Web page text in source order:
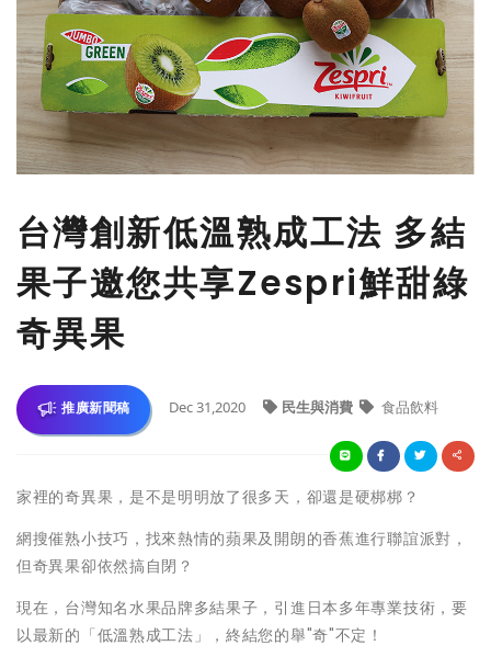
台灣創新低溫熟成工法 多結
果子邀您共享Zespri鮮甜綠
奇異果
推廣新聞稿 Dec 31,2020 民生與消費 食品飲料
家裡的奇異果，是不是明明放了很多天，卻還是硬梆梆？
網搜催熟小技巧，找來熱情的蘋果及開朗的香蕉進行聯誼派對，
但奇異果卻依然搞自閉？
現在，台灣知名水果品牌多結果子，引進日本多年專業技術，要
以最新的「低溫熟成工法」，終結您的舉"奇"不定！